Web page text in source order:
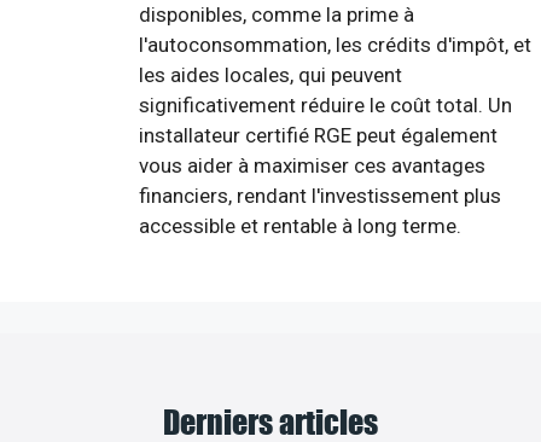
disponibles, comme la prime à
l'autoconsommation, les crédits d'impôt, et
les aides locales, qui peuvent
significativement réduire le coût total. Un
installateur certifié RGE peut également
vous aider à maximiser ces avantages
financiers, rendant l'investissement plus
accessible et rentable à long terme.
Derniers articles